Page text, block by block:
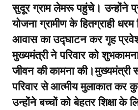
सुदूर ग्राम लेमरू पहुंचे। उन्होंने
योजना ग्रामीण के हितग्राही धरम
आवास का उद्घाटन कर गृह
मुख्यमंत्री ने परिवार को
जीवन की कामना की।मुख्यमंत्री
परिवार से आत्मीय मुलाकात कर
उन्होंने बच्चों को बेहतर शिक्षा के